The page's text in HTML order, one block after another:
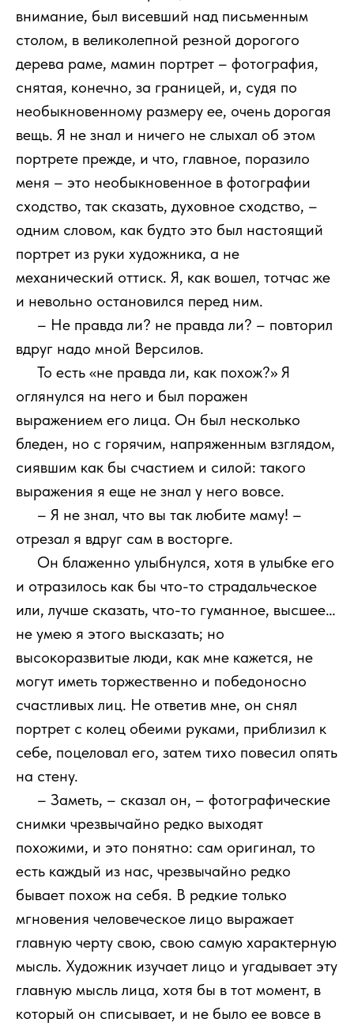
внимание, был висевший над письменным
столом, в великолепной резной дорогого
дерева раме, мамин портрет – фотография,
снятая, конечно, за границей, и, судя по
необыкновенному размеру ее, очень дорогая
вещь. Я не знал и ничего не слыхал об этом
портрете прежде, и что, главное, поразило
меня – это необыкновенное в фотографии
сходство, так сказать, духовное сходство, –
одним словом, как будто это был настоящий
портрет из руки художника, а не
механический оттиск. Я, как вошел, тотчас же
и невольно остановился перед ним.
– Не правда ли? не правда ли? – повторил
вдруг надо мной Версилов.
То есть «не правда ли, как похож?» Я
оглянулся на него и был поражен
выражением его лица. Он был несколько
бледен, но с горячим, напряженным взглядом,
сиявшим как бы счастием и силой: такого
выражения я еще не знал у него вовсе.
– Я не знал, что вы так любите маму! –
отрезал я вдруг сам в восторге.
Он блаженно улыбнулся, хотя в улыбке его
и отразилось как бы что-то страдальческое
или, лучше сказать, что-то гуманное, высшее…
не умею я этого высказать; но
высокоразвитые люди, как мне кажется, не
могут иметь торжественно и победоносно
счастливых лиц. Не ответив мне, он снял
портрет с колец обеими руками, приблизил к
себе, поцеловал его, затем тихо повесил опять
на стену.
– Заметь, – сказал он, – фотографические
снимки чрезвычайно редко выходят
похожими, и это понятно: сам оригинал, то
есть каждый из нас, чрезвычайно редко
бывает похож на себя. В редкие только
мгновения человеческое лицо выражает
главную черту свою, свою самую характерную
мысль. Художник изучает лицо и угадывает эту
главную мысль лица, хотя бы в тот момент, в
который он списывает, и не было ее вовсе в